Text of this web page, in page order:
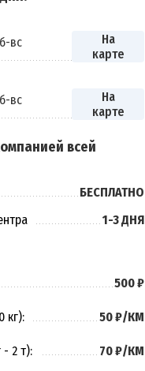
вс
На
карте
вс
На
карте
всей
БЕСПЛАТНО
1-3 ДНЯ
500 ₽
кг): 50 ₽/КМ
2 т): 70 ₽/КМ